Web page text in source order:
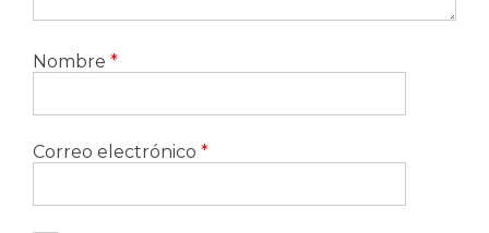
Nombre *
Correo electrónico *